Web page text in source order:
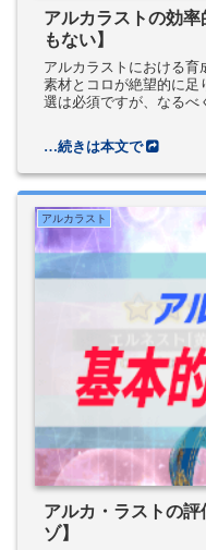
アルカラストの効
もない】
アルカラストにおける育
素材とコロが絶望的に足
選は必須ですが、なるべ
アルカラスト
アルカ・ラストの
ゾ】